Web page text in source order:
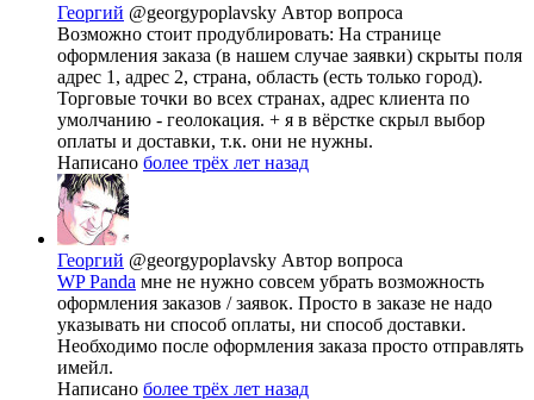
Георгий @georgypoplavsky Автор вопроса
Возможно стоит продублировать: На странице
оформления заказа (в нашем случае заявки) скрыты поля
адрес 1, адрес 2, страна, область (есть только город).
Торговые точки во всех странах, адрес клиента по
умолчанию - геолокация. + я в вёрстке скрыл выбор
оплаты и доставки, т.к. они не нужны.
Написано более трёх лет назад
Георгий @georgypoplavsky Автор вопроса
WP Panda мне не нужно совсем убрать возможность
оформления заказов / заявок. Просто в заказе не надо
указывать ни способ оплаты, ни способ доставки.
Необходимо после оформления заказа просто отправлять
имейл.
Написано более трёх лет назад